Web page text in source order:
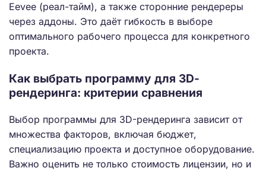
Eevee (реал-тайм), а также сторонние рендереры
через аддоны. Это даёт гибкость в выборе
оптимального рабочего процесса для конкретного
проекта.
Как выбрать программу для 3D-
рендеринга: критерии сравнения
Выбор программы для 3D-рендеринга зависит от
множества факторов, включая бюджет,
специализацию проекта и доступное оборудование.
Важно оценить не только стоимость лицензии, но и